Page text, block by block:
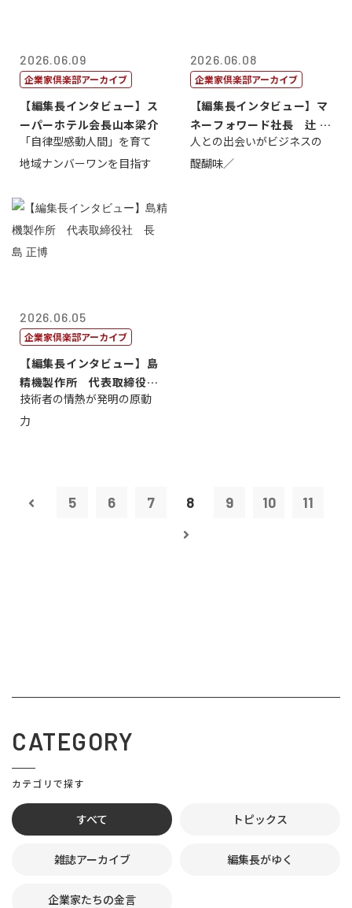
2026.06.09
企業家倶楽部アーカイブ
【編集長インタビュー】ス
ーパーホテル会長山本梁介
「自律型感動人間」を育て
地域ナンバーワンを目指す
2026.06.08
企業家倶楽部アーカイブ
【編集長インタビュー】マ
ネーフォワード社長 辻 庸
介
人との出会いがビジネスの
醍醐味／
2026.06.05
企業家倶楽部アーカイブ
【編集長インタビュー】島
精機製作所 代表取締役
社 長 島 正...
技術者の情熱が発明の原動
力
5 6 7 8 9 10 11
CATEGORY
カテゴリで探す
すべて トピックス
雑誌アーカイブ 編集長がゆく
企業家たちの金言